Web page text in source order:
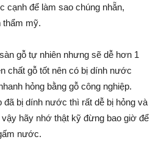
cạnh để làm sao chúng nhẵn,
thẩm mỹ.
gỗ tự nhiên nhưng sẽ dễ hơn 1
chất gỗ tốt nên có bị dính nước
hỏng bằng gỗ công nghiệp.
đã bị dính nước thì rất dễ bị hỏng và
hãy nhớ thật kỹ đừng bao giờ để
nước.